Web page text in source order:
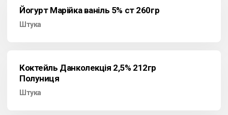
Йогурт Марійка ваніль 5% ст 260гр
Штука
Коктейль Данколекція 2,5% 212гр
Полуниця
Штука